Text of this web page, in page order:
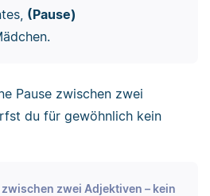
(Pause)
Pause zwischen zwei
du für gewöhnlich kein
zwei Adjektiven – kein